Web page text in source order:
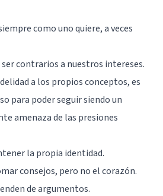
como uno quiere, a veces
contrarios a nuestros intereses.
a los propios conceptos, es
para poder seguir siendo un
amenaza de las presiones
la propia identidad.
consejos, pero no el corazón.
de argumentos.